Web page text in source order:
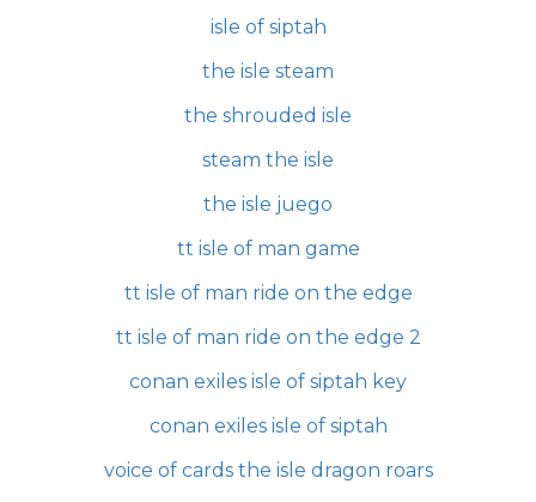
isle of siptah
the isle steam
the shrouded isle
steam the isle
the isle juego
tt isle of man game
tt isle of man ride on the edge
tt isle of man ride on the edge 2
conan exiles isle of siptah key
conan exiles isle of siptah
voice of cards the isle dragon roars